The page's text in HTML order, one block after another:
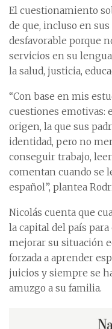
El cuestionamiento
de que, incluso en
desfavorable porque
servicios en su
la salud, justicia,
“Con base en mis
cuestiones emotivas:
origen, la que sus
identidad, pero no
conseguir trabajo,
comentan cuando se
español”, plantea
Nicolás cuenta que
la capital del país
mejorar su situación
forzada a aprender
juicios y siempre se
amuzgo a su familia.